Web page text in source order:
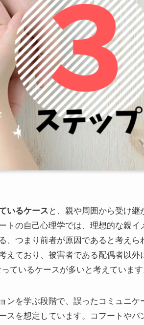
いるケース と、親や周囲から受け継
トの自己心理学では、理想的な親イ
、つまり前者が原因であると考えら
えており、被害者である配偶者以外
ているケースが多いと考えています
ンを学ぶ段階で、誤ったコミュニケ
スを想定しています。コフートやバ